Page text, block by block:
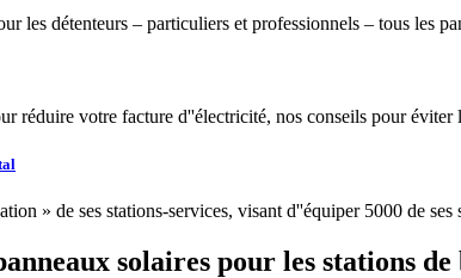
les détenteurs – particuliers et professionnels – tous les
réduire votre facture d''électricité, nos conseils pour éviter
» de ses stations-services, visant d''équiper 5000 de ses
solaires pour les stations